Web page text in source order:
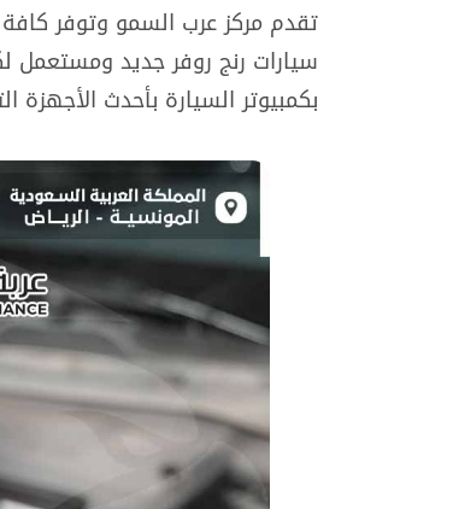
تقدم مركز عرب السمو وتوفر
سيارات رنج روفر جديد ومستعمل
بكمبيوتر السيارة بأحدث الأجهزة